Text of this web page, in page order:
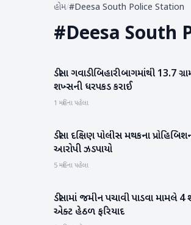
હોમ/#Deesa South Police Station
#Deesa South
બનાસકાંઠા
ડીસા ગવાડી બિહારીબાગમાંથી 13.7
શખ્સની ધરપકડ કરાઈ
1 મહિના પહેલા
બનાસકાંઠા
ડીસા દક્ષિણ પોલીસ મથકના
આરોપી ઝડપાયો
5 મહિના પહેલા
બનાસકાંઠા
ડીસામાં જમીન પચાવી પાડવા મામલે
એક્ટ હેઠળ ફરિયાદ